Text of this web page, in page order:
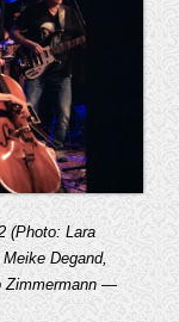
(Photo: Lara
Degand,
Zimmermann —